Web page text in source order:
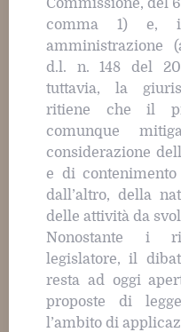
comma 1) e,
amministrazione
d.l. n. 148 del
tuttavia, la
ritiene che il
comunque
considerazione
e di
dall’altro, della
delle attività da
Nonostante i
legislatore, il
resta ad oggi
proposte di
l’ambito di